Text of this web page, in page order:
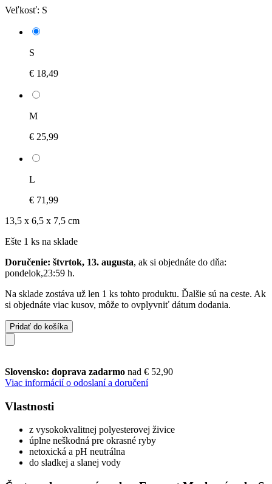
Veľkosť: S
S
€ 18,49
M
€ 25,99
L
€ 71,99
13,5 x 6,5 x 7,5 cm
Ešte 1 ks na sklade
Doručenie: štvrtok, 13. augusta, ak si objednáte do dňa:
pondelok,23:59 h.
Na sklade zostáva už len 1 ks tohto produktu. Ďalšie sú na ceste. Ak
si objednáte viac kusov, môže to ovplyvniť dátum dodania.
Pridať do košíka
Slovensko: doprava zadarmo nad € 52,90
Viac informácií o odoslaní a doručení
Vlastnosti
z vysokokvalitnej polyesterovej živice
úplne neškodná pre okrasné ryby
netoxická a pH neutrálna
do sladkej a slanej vody